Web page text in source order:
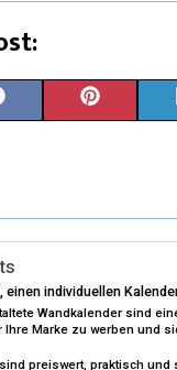
E
O
O
T
R
E
einen individuellen
Wandkalender sind
Ihre Marke zu werben und
preiswert, praktisch und